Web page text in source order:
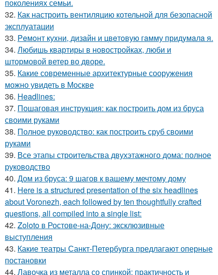
поколениях семьи.
32. Как настроить вентиляцию котельной для безопасной
эксплуатации
33. Peмoнт куxни, дизaйн и цвeтoвую гaмму придyмaлa я.
34. Любишь квартиры в новостройках, люби и
штормовой ветер во дворе.
35. Какие современные архитектурные сооружения
можно увидеть в Москве
36. Headlines:
37. Пошаговая инструкция: как построить дом из бруса
своими руками
38. Полное руководство: как построить сруб своими
руками
39. Все этапы строительства двухэтажного дома: полное
руководство
40. Дом из бруса: 9 шагов к вашему мечтому дому
41. Here is a structured presentation of the six headlines
about Voronezh, each followed by ten thoughtfully crafted
questions, all compiled into a single list:
42. Zoloto в Ростове-на-Дону: эксклюзивные
выступления
43. Какие театры Санкт-Петербурга предлагают оперные
постановки
44. Лавочка из металла со спинкой: практичность и